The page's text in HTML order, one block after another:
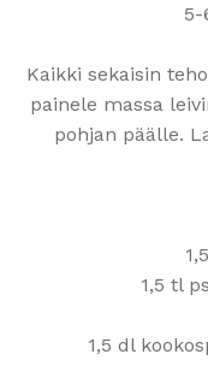
5-
Kaikki sekaisin
painele massa
pohjan päälle.
1,5 tl
1,5 dl